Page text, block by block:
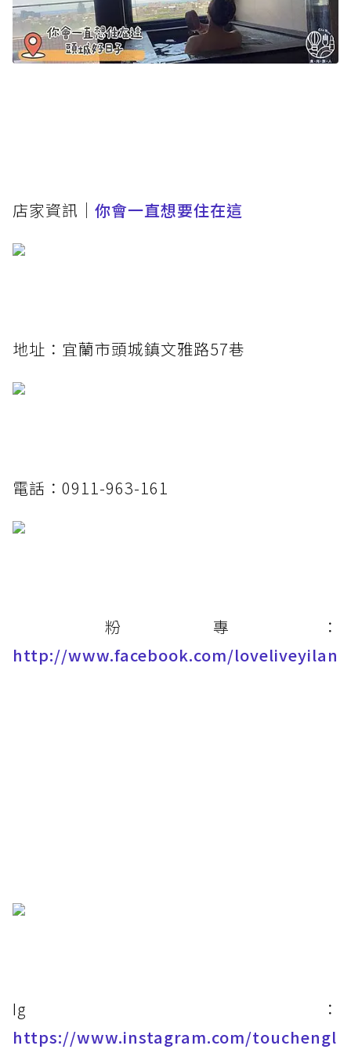
店家資訊｜ 你會一直想要住在這
​地址：宜蘭市頭城鎮文雅路57巷
​電話：0911-963-161
​粉專：
http://www.facebook.com/loveliveyilan
​Ig：
https://www.instagram.com/touchengl